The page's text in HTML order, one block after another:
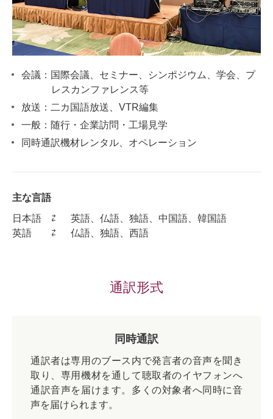
会議：国際会議、セミナー、シンポジウム、学会、プ
レスカンファレンス等
放送：二カ国語放送、VTR編集
⼀般：随行・企業訪問・工場見学
同時通訳機材レンタル、オペレーション
主な言語
日本語
⇄
英語、仏語、独語、中国語、韓国語
英語
⇄ 仏語、独語、西語
通訳形式
同時通訳
通訳者は専用のブース内で発言者の音声を聞き
取り、専用機材を通して聴取者のイヤフォンへ
通訳音声を届けます。多くの対象者へ同時に音
声を届けられます。